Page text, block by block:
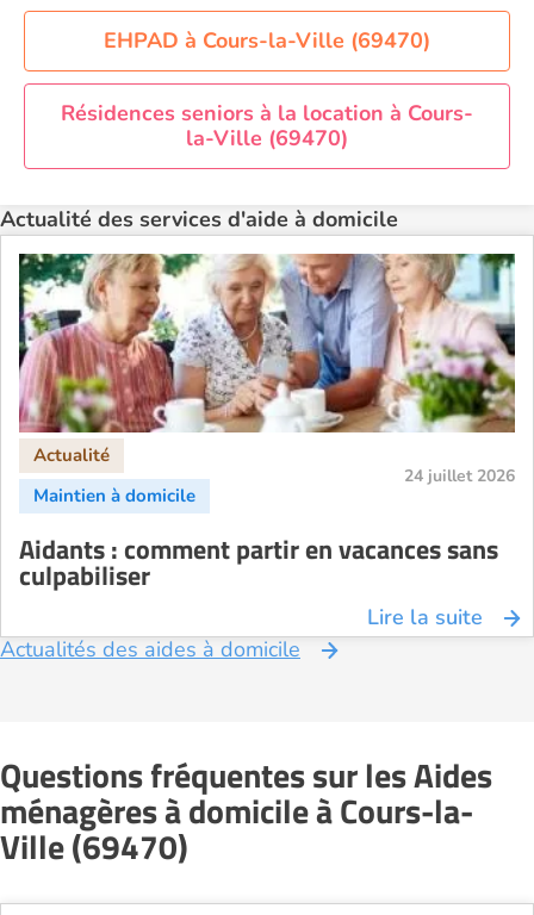
Aide à domicile Orléans
Aide à domicile Paris
Aide à domicile Perpignan
Aide à domicile Rennes
Aide à domicile Toulouse
Recherche par ville
EHPAD à Cours-la-Ville (69470)
Résidences seniors à la location à Cours-
la-Ville (69470)
Actualité des services d'aide à domicile
24 juillet 2026
Aidants : comment partir en vacances sans
culpabiliser
Lire la suite
Actualités des aides à domicile
Questions fréquentes sur les Aides
ménagères à domicile à Cours-la-
Ville (69470)